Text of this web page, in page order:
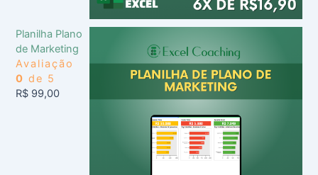
Planilha Plano
de Marketing
Avaliação
0 de 5
R$ 99,00